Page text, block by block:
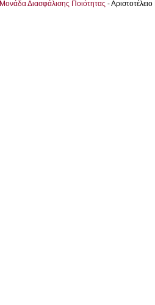
Μονάδα Διασφάλισης Ποιότητας -